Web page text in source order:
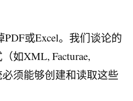
PDF或Excel。我们谈论的
如XML, Facturae,
须能够创建和读取这些